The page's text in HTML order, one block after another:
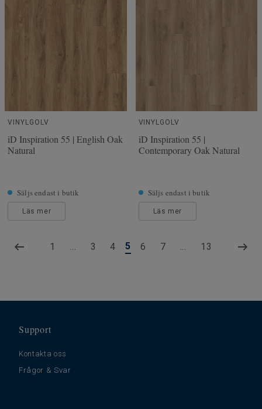
VINYLGOLV
iD Inspiration 55 | English Oak
Natural
Säljs endast i butik
Läs mer
VINYLGOLV
iD Inspiration 55 |
Contemporary Oak Natural
Säljs endast i butik
Läs mer
1 3 4 5 6 7 13
Support
Kontakta oss
Frågor & Svar